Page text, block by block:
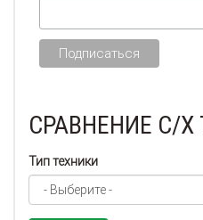
СРАВНЕНИЕ С/Х
Тип техники